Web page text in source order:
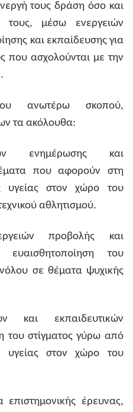
τους δράση όσο και
τους, μέσω ενεργειών
και εκπαίδευσης για
που ασχολούνται με την
ανωτέρω σκοπού,
τα ακόλουθα:
ενημέρωσης και
που αφορούν στη
υγείας στον χώρο του
αθλητισμού.
προβολής και
του
σε θέματα ψυχικής
και εκπαιδευτικών
του στίγματος γύρω από
υγείας στον χώρο του
έρευνας,